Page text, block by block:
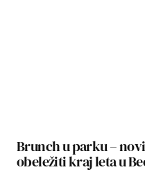
Brunch u parku –
obeležiti kraj leta u